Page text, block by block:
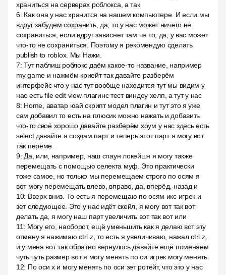
храниться на серверах роблокса, а так
6: Как она у нас хранится на нашем компьютере. И если мы
вдруг забудем сохранить, да, то у нас может ничего не
сохраниться, если вдруг зависнет там че то, да, у вас может
что-то не сохраниться. Поэтому я рекомендую сделать
publish to roblox. Мы Нажи.
7:Тут паблиш роблокс даём какое-то название, например
my game и нажмём криейт так давайте разберём
интерфейс что у нас тут вообще находится тут мы видим у
нас есть file edit view плагинс тест виндоу хелп, а тут у нас
8: Home, аватар юай скрипт модел плагин и тут это я уже
сам добавил то есть на плюсик можно нажать и добавить
что-то своё хорошо давайте разберём хоум у нас здесь есть
select давайте я создам парт и теперь этот парт я могу вот
так переме.
9: Да, или, например, наш спаун локейшн я могу также
перемещать с помощью селекта муф. Это практически
тоже самое, но только мы перемещаем строго по осям я
вот могу перемещать влево, вправо, да, вперёд, назад и
10: Вверх вниз. То есть я перемещаю по осям икс игрек и
зет следующее. Это у нас идёт скейл, я могу вот так вот
делать да, я могу наш парт увеличить вот так вот или
11: Могу его, наоборот, ещё уменьшить как я делаю вот эту
отмену я нажимаю ctrl z, то есть я увеличиваю, нажал ctrl z,
и у меня вот так обратно вернулось давайте ещё поменяем
чуть чуть размер вот я могу менять по си игрек могу менять.
12: По оси x и могу менять по оси зет ротейт, что это у нас